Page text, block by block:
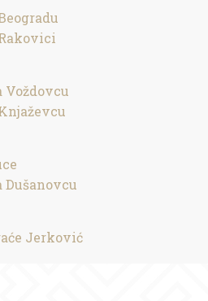
Voždovcu
Dušanovcu
Jerković